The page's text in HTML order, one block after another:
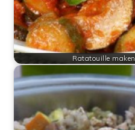
Ratatouille maken